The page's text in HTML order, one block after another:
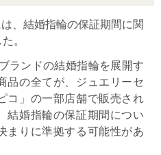
、結婚指輪の保証期間に関
。
ランドの結婚指輪を展開す
品の全てが、ジュエリーセ
コ」の一部店舗で販売され
結婚指輪の保証期間につい
まりに準拠する可能性があ